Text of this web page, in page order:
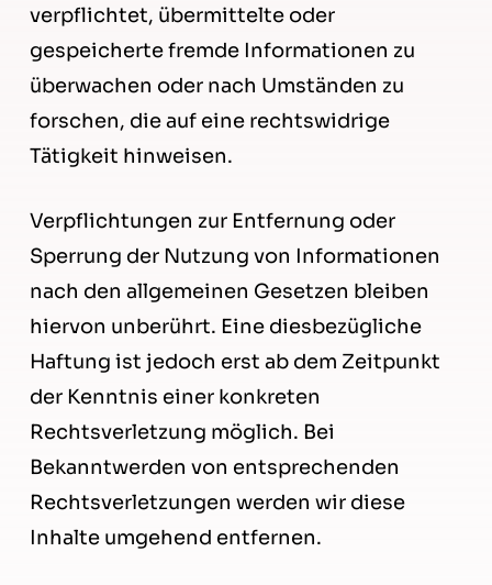
verpflichtet, übermittelte oder
gespeicherte fremde Informationen zu
überwachen oder nach Umständen zu
forschen, die auf eine rechtswidrige
Tätigkeit hinweisen.
Verpflichtungen zur Entfernung oder
Sperrung der Nutzung von Informationen
nach den allgemeinen Gesetzen bleiben
hiervon unberührt. Eine diesbezügliche
Haftung ist jedoch erst ab dem Zeitpunkt
der Kenntnis einer konkreten
Rechtsverletzung möglich. Bei
Bekanntwerden von entsprechenden
Rechtsverletzungen werden wir diese
Inhalte umgehend entfernen.